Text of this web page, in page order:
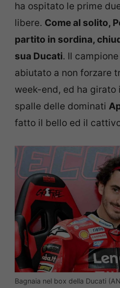
ha ospitato le prime
libere. Come al solito,
partito in sordina,
sua Ducati. Il
abiutato a non forzare
week-end, ed ha girato
spalle delle dominati
fatto il bello ed il
Bagnaia nel box della Ducati